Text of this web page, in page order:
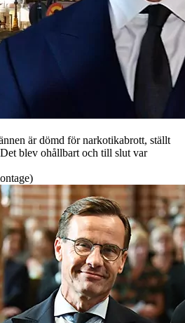
är dömd för narkotikabrott, ställt
blev ohållbart och till slut var